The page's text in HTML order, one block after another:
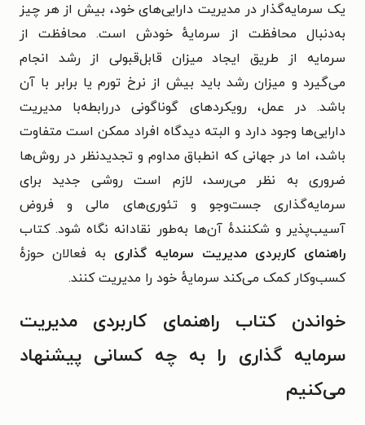
یک سرمایه‌گذار در مدیریت دارایی‌های خود، بیش از هر چیز
به‌دنبال محافظت از سرمایهٔ خودش است. محافظت از
سرمایه از طریق ایجاد میزان قابل‌قبولی از رشد انجام
می‌گیرد و میزان رشد باید بیش از نرخ تورم یا برابر با آن
باشد. در عمل، رویکردهای گوناگونی دررابطه‌با مدیریت
دارایی‌ها وجود دارد و البته دیدگاه افراد ممکن است متفاوت
باشد، اما در جهانی که انطباق مداوم و تجدیدنظر در روش‌ها
ضروری به نظر می‌رسد، لازم است روشی جدید برای
سرمایه‌گذاری جست‌وجو و تئوری‌های مالی و فروض
آسیب‌پذیر و شکنندهٔ آن‌ها به‌طور نقادانه نگاه شود. کتاب
راهنمای کاربردی مدیریت سرمایه‌ گذاری به فعالان حوزهٔ
کسب‌وکار کمک می‌کند سرمایهٔ خود را مدیریت کنند.
خواندن کتاب راهنمای کاربردی مدیریت
سرمایه گذاری را به چه کسانی پیشنهاد
می‌کنیم